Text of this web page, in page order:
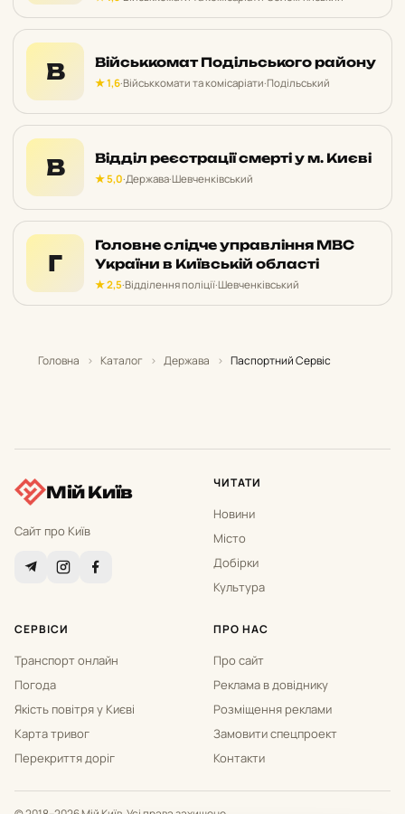
В Військкомат Подільського району
★ 1,6·Військкомати та комісаріати·Подільський
В Відділ реєстрації смерті у м. Києві
★ 5,0·Держава·Шевченківський
Г
Головне слідче управління МВС
України в Київській області
★ 2,5·Відділення поліції·Шевченківський
Головна › Каталог › Держава › Паспортний Сервіс
Мій Київ
Сайт про Київ
ЧИТАТИ
Новини
Місто
Добірки
Культура
СЕРВІСИ
Транспорт онлайн
Погода
Якість повітря у Києві
Карта тривог
Перекриття доріг
ПРО НАС
Про сайт
Реклама в довіднику
Розміщення реклами
Замовити спецпроект
Контакти